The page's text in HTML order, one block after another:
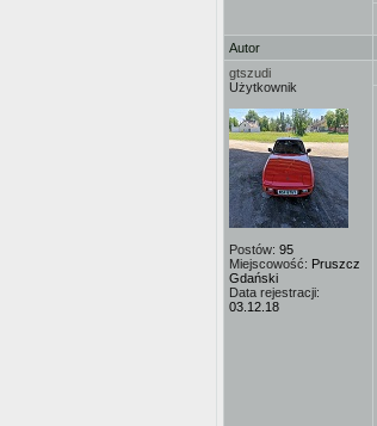
Autor
gtszudi
Użytkownik
Postów: 95
Miejscowość: Pruszcz
Gdański
Data rejestracji:
03.12.18